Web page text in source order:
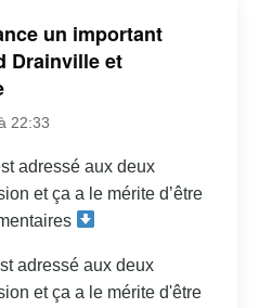
un important
Drainville et
22:33
adressé aux deux
et ça a le mérite d’être
adressé aux deux
et ça a le mérite d'être